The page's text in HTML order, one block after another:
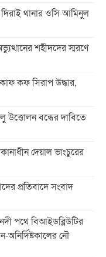
দিরাই থানার ওসি আমিনুল
শহীদদের স্মরণে
কফ সিরাপ উদ্ধার,
উত্তোলন বন্ধের দাবিতে
দেয়াল ভাংচুরের
প্রতিবাদে সংবাদ
পথে বিআইডব্লিউটির
অনির্দিষ্টকালের নৌ